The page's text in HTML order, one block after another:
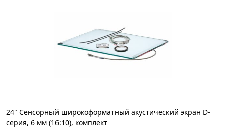
24" Сенсорный широкоформатный акустический экран D-
серия, 6 мм (16:10), комплект